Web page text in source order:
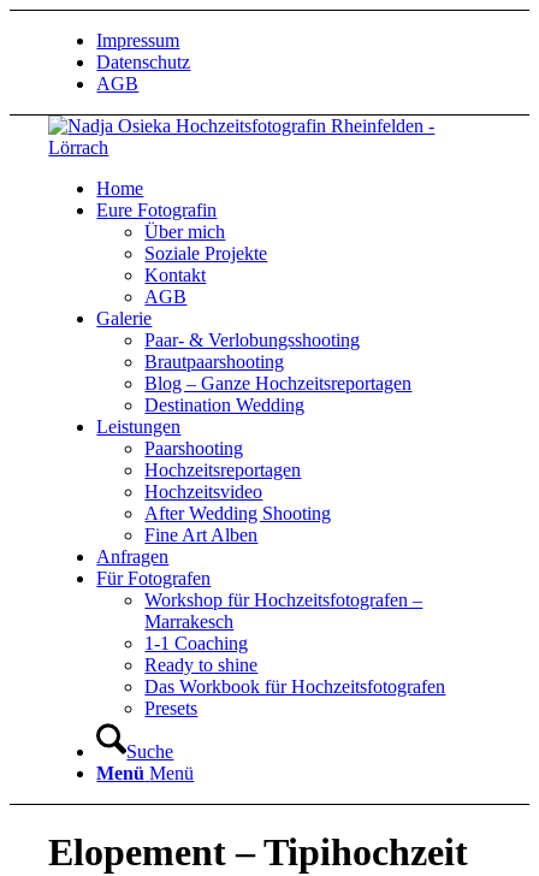
Impressum
Datenschutz
AGB
Home
Eure Fotografin
Über mich
Soziale Projekte
Kontakt
AGB
Galerie
Paar- & Verlobungsshooting
Brautpaarshooting
Blog – Ganze Hochzeitsreportagen
Destination Wedding
Leistungen
Paarshooting
Hochzeitsreportagen
Hochzeitsvideo
After Wedding Shooting
Fine Art Alben
Anfragen
Für Fotografen
Workshop für Hochzeitsfotografen –
Marrakesch
1-1 Coaching
Ready to shine
Das Workbook für Hochzeitsfotografen
Presets
Suche
Menü Menü
Elopement – Tipihochzeit